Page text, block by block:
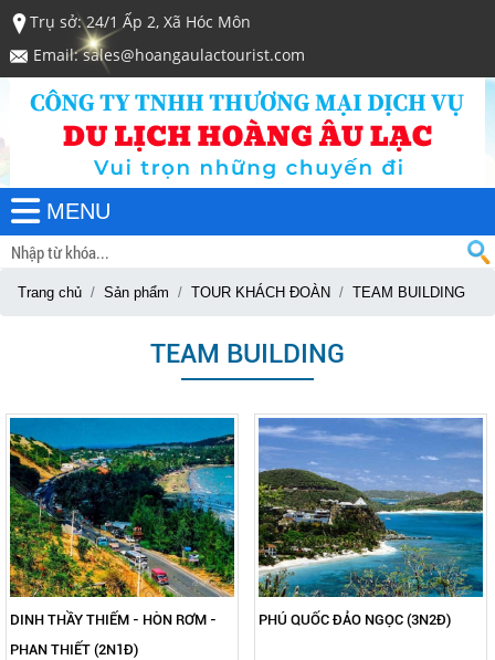
Trụ sở: 24/1 Ấp 2, Xã Hóc Môn
Email: sales@hoangaulactourist.com
MENU
Trang chủ Sản phẩm TOUR KHÁCH ĐOÀN TEAM BUILDING
TEAM BUILDING
DINH THẦY THIẾM - HÒN RƠM -
PHAN THIẾT (2N1Đ)
PHÚ QUỐC ĐẢO NGỌC (3N2Đ)